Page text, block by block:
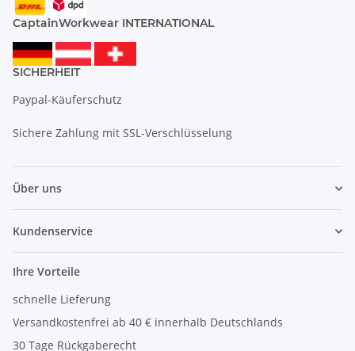
CaptainWorkwear INTERNATIONAL
SICHERHEIT
Paypal-Käuferschutz
Sichere Zahlung mit SSL-Verschlüsselung
Über uns
Kundenservice
Ihre Vorteile
schnelle Lieferung
Versandkostenfrei ab 40 € innerhalb Deutschlands
30 Tage Rückgaberecht